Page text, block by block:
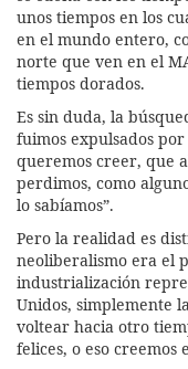
unos tiempos en los
en el mundo entero,
norte que ven en el
tiempos dorados.
Es sin duda, la
fuimos expulsados
queremos creer, que
perdimos, como
lo sabíamos”.
Pero la realidad es
neoliberalismo era el
industrialización
Unidos, simplemente
voltear hacia otro
felices, o eso creemos